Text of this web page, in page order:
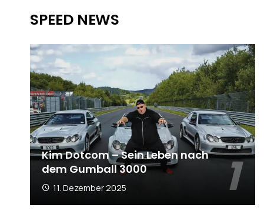
SPEED NEWS
Kim Dotcom – Sein Leben nach
dem Gumball 3000
11. Dezember 2025